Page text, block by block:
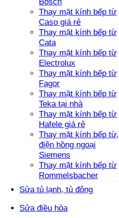
Thay mặt kính bếp từ
Caso giá rẻ
Thay mặt kính bếp từ
Cata
Thay mặt kính bếp từ
Electrolux
Thay mặt kính bếp từ
Fagor
Thay mặt kính bếp từ
Teka tại nhà
Thay mặt kính bếp từ
Hafele giá rẻ
Thay mặt kính bếp từ,
điện hồng ngoại
Siemens
Thay mặt kính bếp từ
Rommelsbacher
Sửa tủ lạnh, tủ đông
Sửa điều hòa